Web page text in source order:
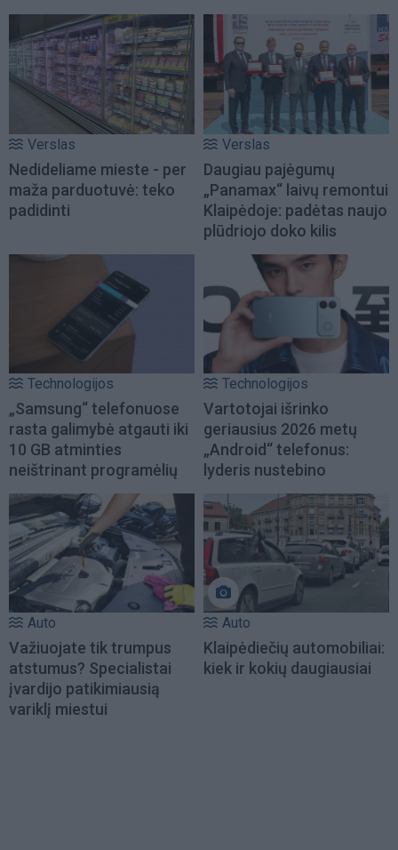
Verslas
Nedideliame mieste - per
maža parduotuvė: teko
padidinti
Verslas
Daugiau pajėgumų
„Panamax“ laivų remontui
Klaipėdoje: padėtas naujo
plūdriojo doko kilis
Technologijos
„Samsung“ telefonuose
rasta galimybė atgauti iki
10 GB atminties
neištrinant programėlių
Technologijos
Vartotojai išrinko
geriausius 2026 metų
„Android“ telefonus:
lyderis nustebino
Auto
Važiuojate tik trumpus
atstumus? Specialistai
įvardijo patikimiausią
variklį miestui
Auto
Klaipėdiečių automobiliai:
kiek ir kokių daugiausiai